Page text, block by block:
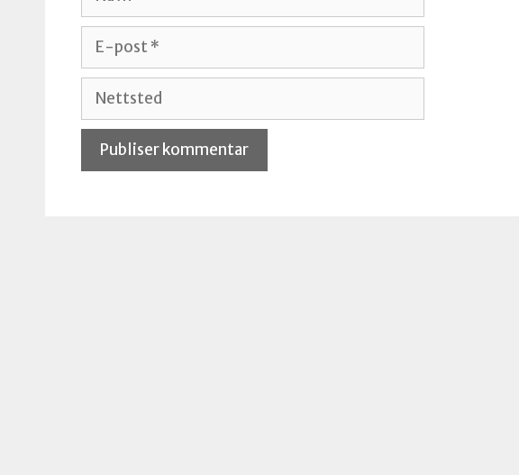
E-
post
Nettsted